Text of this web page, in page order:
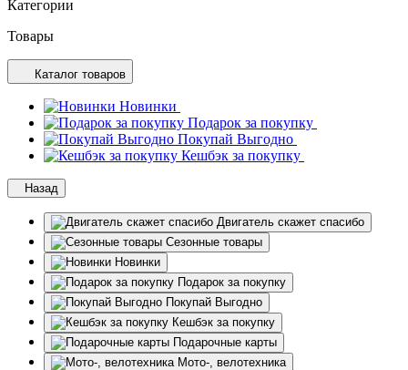
Категории
Товары
Каталог товаров
Новинки
Подарок за покупку
Покупай Выгодно
Кешбэк за покупку
Назад
Двигатель скажет спасибо
Сезонные товары
Новинки
Подарок за покупку
Покупай Выгодно
Кешбэк за покупку
Подарочные карты
Мото-, велотехника